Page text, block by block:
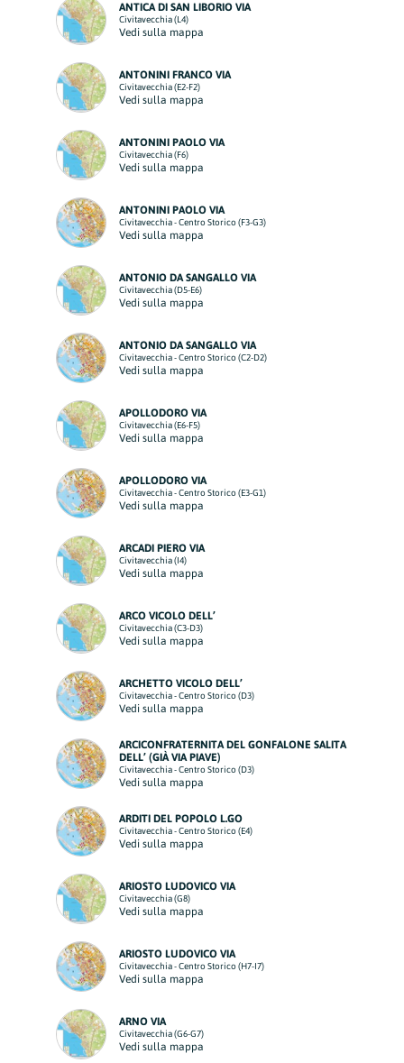
ANTICA DI SAN LIBORIO VIA
Civitavecchia (L4)
Vedi sulla mappa
ANTONINI FRANCO VIA
Civitavecchia (E2-F2)
Vedi sulla mappa
ANTONINI PAOLO VIA
Civitavecchia (F6)
Vedi sulla mappa
ANTONINI PAOLO VIA
Civitavecchia - Centro Storico (F3-G3)
Vedi sulla mappa
ANTONIO DA SANGALLO VIA
Civitavecchia (D5-E6)
Vedi sulla mappa
ANTONIO DA SANGALLO VIA
Civitavecchia - Centro Storico (C2-D2)
Vedi sulla mappa
APOLLODORO VIA
Civitavecchia (E6-F5)
Vedi sulla mappa
APOLLODORO VIA
Civitavecchia - Centro Storico (E3-G1)
Vedi sulla mappa
ARCADI PIERO VIA
Civitavecchia (I4)
Vedi sulla mappa
ARCO VICOLO DELL’
Civitavecchia (C3-D3)
Vedi sulla mappa
ARCHETTO VICOLO DELL’
Civitavecchia - Centro Storico (D3)
Vedi sulla mappa
ARCICONFRATERNITA DEL GONFALONE SALITA
DELL’ (GIÀ VIA PIAVE)
Civitavecchia - Centro Storico (D3)
Vedi sulla mappa
ARDITI DEL POPOLO L.GO
Civitavecchia - Centro Storico (E4)
Vedi sulla mappa
ARIOSTO LUDOVICO VIA
Civitavecchia (G8)
Vedi sulla mappa
ARIOSTO LUDOVICO VIA
Civitavecchia - Centro Storico (H7-I7)
Vedi sulla mappa
ARNO VIA
Civitavecchia (G6-G7)
Vedi sulla mappa